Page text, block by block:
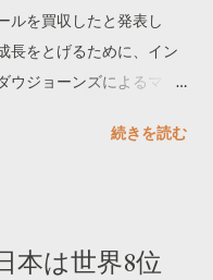
ルを買収したと発表し
長をとげるために、イン
ウジョーンズによるマー
続きを読む
本は世界8位